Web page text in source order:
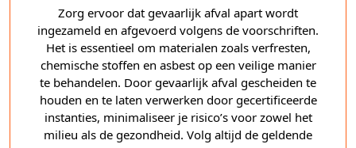
Zorg ervoor dat gevaarlijk afval apart wordt
ingezameld en afgevoerd volgens de voorschriften.
Het is essentieel om materialen zoals verfresten,
chemische stoffen en asbest op een veilige manier
te behandelen. Door gevaarlijk afval gescheiden te
houden en te laten verwerken door gecertificeerde
instanties, minimaliseer je risico’s voor zowel het
milieu als de gezondheid. Volg altijd de geldende